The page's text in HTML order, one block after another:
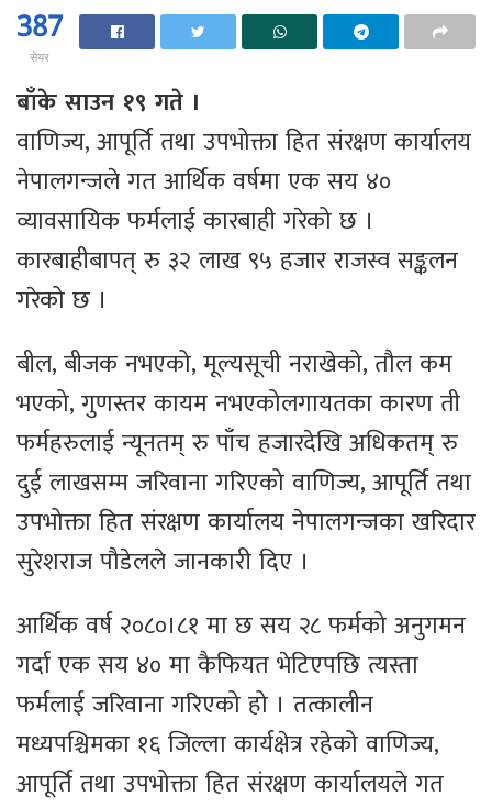
387
सेयर
बाँके साउन १९ गते ।
वाणिज्य, आपूर्ति तथा उपभोक्ता हित संरक्षण कार्यालय
नेपालगन्जले गत आर्थिक वर्षमा एक सय ४०
व्यावसायिक फर्मलाई कारबाही गरेको छ ।
कारबाहीबापत् रु ३२ लाख ९५ हजार राजस्व सङ्कलन
गरेको छ ।
बील, बीजक नभएको, मूल्यसूची नराखेको, तौल कम
भएको, गुणस्तर कायम नभएकोलगायतका कारण ती
फर्महरुलाई न्यूनतम् रु पाँच हजारदेखि अधिकतम् रु
दुई लाखसम्म जरिवाना गरिएको वाणिज्य, आपूर्ति तथा
उपभोक्ता हित संरक्षण कार्यालय नेपालगन्जका खरिदार
सुरेशराज पौडेलले जानकारी दिए ।
आर्थिक वर्ष २०८०।८१ मा छ सय २८ फर्मको अनुगमन
गर्दा एक सय ४० मा कैफियत भेटिएपछि त्यस्ता
फर्मलाई जरिवाना गरिएको हो । तत्कालीन
मध्यपश्चिमका १६ जिल्ला कार्यक्षेत्र रहेको वाणिज्य,
आपूर्ति तथा उपभोक्ता हित संरक्षण कार्यालयले गत